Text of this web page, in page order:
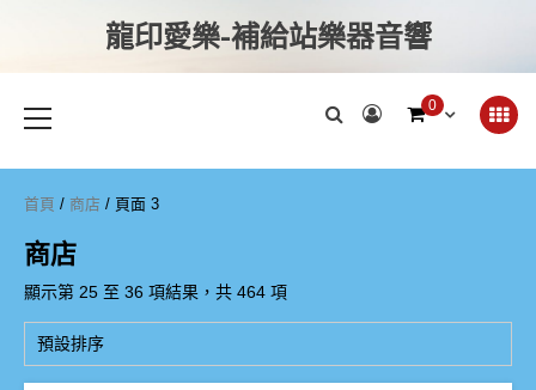
龍印愛樂-補給站樂器音響
0
首頁 / 商店 / 頁面 3
商店
顯示第 25 至 36 項結果，共 464 項